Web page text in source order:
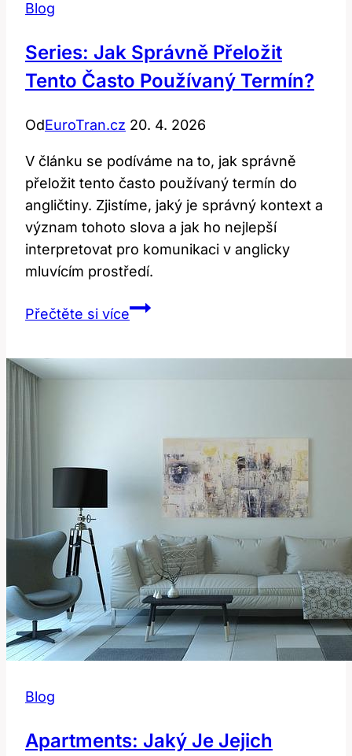
Blog
Series: Jak Správně Přeložit
Tento Často Používaný Termín?
OdEuroTran.cz 20. 4. 2026
V článku se podíváme na to, jak správně
přeložit tento často používaný termín do
angličtiny. Zjistíme, jaký je správný kontext a
význam tohoto slova a jak ho nejlepší
interpretovat pro komunikaci v anglicky
mluvícím prostředí.
Přečtěte si víceSeries:
Používaný
Termín?
Blog
Apartments: Jaký Je Jejich